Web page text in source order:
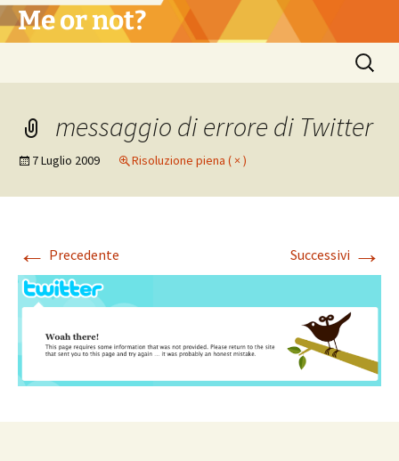
Vai
al Me or not?
Ricerca
per:
messaggio di errore di Twitter
7 Luglio 2009 Risoluzione piena ( × )
← Precedente Successivi →